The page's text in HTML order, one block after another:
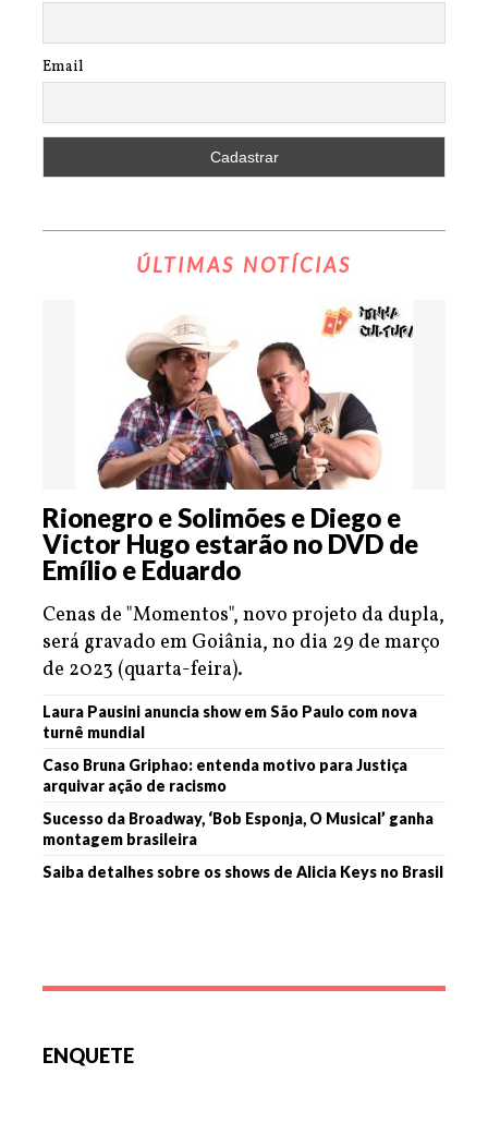
Email
ÚLTIMAS NOTÍCIAS
Rionegro e Solimões e Diego e
Victor Hugo estarão no DVD de
Emílio e Eduardo
Cenas de "Momentos", novo projeto da dupla,
será gravado em Goiânia, no dia 29 de março
de 2023 (quarta-feira).
Laura Pausini anuncia show em São Paulo com nova
turnê mundial
Caso Bruna Griphao: entenda motivo para Justiça
arquivar ação de racismo
Sucesso da Broadway, ‘Bob Esponja, O Musical’ ganha
montagem brasileira
Saiba detalhes sobre os shows de Alicia Keys no Brasil
ENQUETE